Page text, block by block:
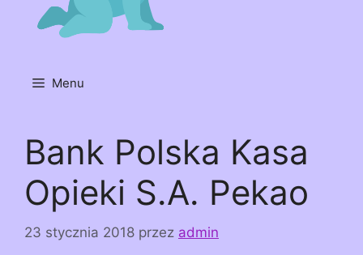
Menu
Bank Polska Kasa
Opieki S.A. Pekao
23 stycznia 2018 przez admin